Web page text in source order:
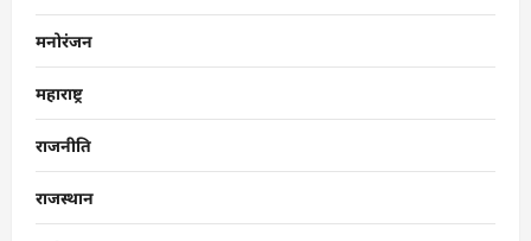
मनोरंजन
महाराष्ट्र
राजनीति
राजस्थान